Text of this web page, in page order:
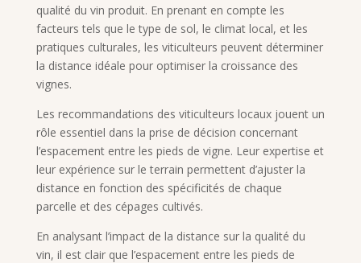
qualité du vin produit. En prenant en compte les
facteurs tels que le type de sol, le climat local, et les
pratiques culturales, les viticulteurs peuvent déterminer
la distance idéale pour optimiser la croissance des
vignes.
Les recommandations des viticulteurs locaux jouent un
rôle essentiel dans la prise de décision concernant
l’espacement entre les pieds de vigne. Leur expertise et
leur expérience sur le terrain permettent d’ajuster la
distance en fonction des spécificités de chaque
parcelle et des cépages cultivés.
En analysant l’impact de la distance sur la qualité du
vin, il est clair que l’espacement entre les pieds de